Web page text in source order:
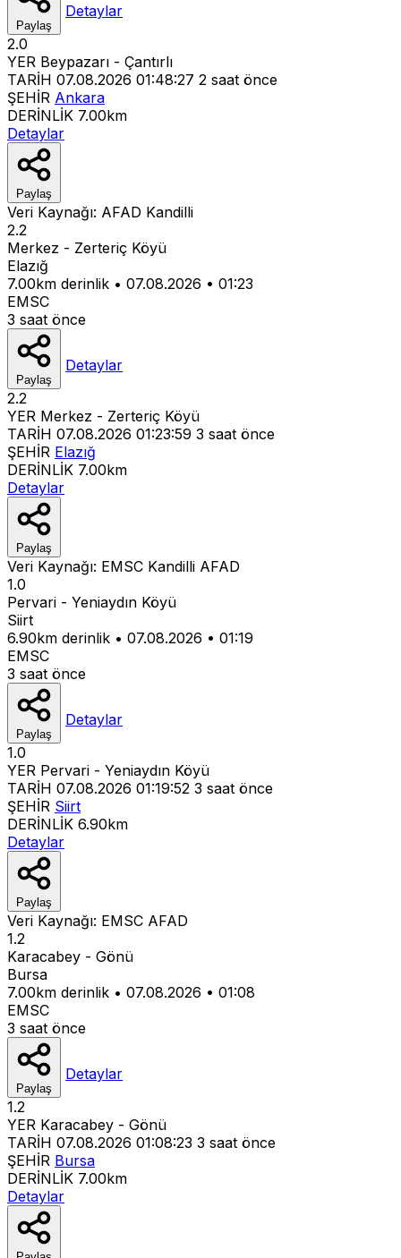
Paylaş
Detaylar
2.0
YER Beypazarı - Çantırlı
TARİH 07.08.2026 01:48:27 2 saat önce
ŞEHİR Ankara
DERİNLİK 7.00km
Detaylar
Paylaş
Veri Kaynağı: AFAD Kandilli
2.2
Merkez - Zerteriç Köyü
Elazığ
7.00km derinlik • 07.08.2026 • 01:23
EMSC
3 saat önce
Paylaş
Detaylar
2.2
YER Merkez - Zerteriç Köyü
TARİH 07.08.2026 01:23:59 3 saat önce
ŞEHİR Elazığ
DERİNLİK 7.00km
Detaylar
Paylaş
Veri Kaynağı: EMSC Kandilli AFAD
1.0
Pervari - Yeniaydın Köyü
Siirt
6.90km derinlik • 07.08.2026 • 01:19
EMSC
3 saat önce
Paylaş
Detaylar
1.0
YER Pervari - Yeniaydın Köyü
TARİH 07.08.2026 01:19:52 3 saat önce
ŞEHİR Siirt
DERİNLİK 6.90km
Detaylar
Paylaş
Veri Kaynağı: EMSC AFAD
1.2
Karacabey - Gönü
Bursa
7.00km derinlik • 07.08.2026 • 01:08
EMSC
3 saat önce
Paylaş
Detaylar
1.2
YER Karacabey - Gönü
TARİH 07.08.2026 01:08:23 3 saat önce
ŞEHİR Bursa
DERİNLİK 7.00km
Detaylar